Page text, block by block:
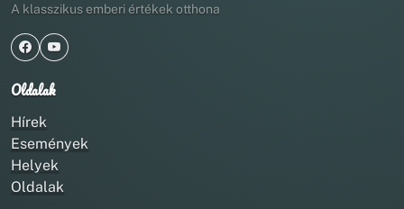
A klasszikus emberi értékek otthona
Oldalak
Hírek
Események
Helyek
Oldalak